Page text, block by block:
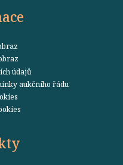
údajů
aukčního řádu